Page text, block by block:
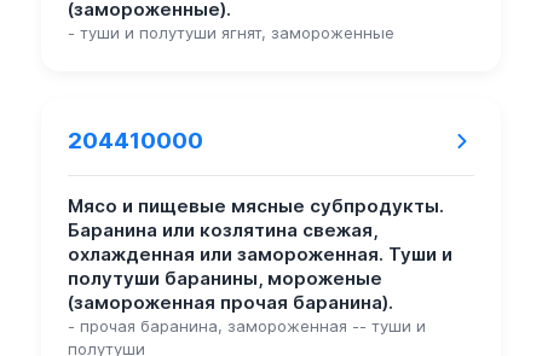
(замороженные).
- туши и полутуши ягнят, замороженные
204410000
Мясо и пищевые мясные субпродукты.
Баранина или козлятина свежая,
охлажденная или замороженная. Туши и
полутуши баранины, мороженые
(замороженная прочая баранина).
- прочая баранина, замороженная -- туши и
полутуши